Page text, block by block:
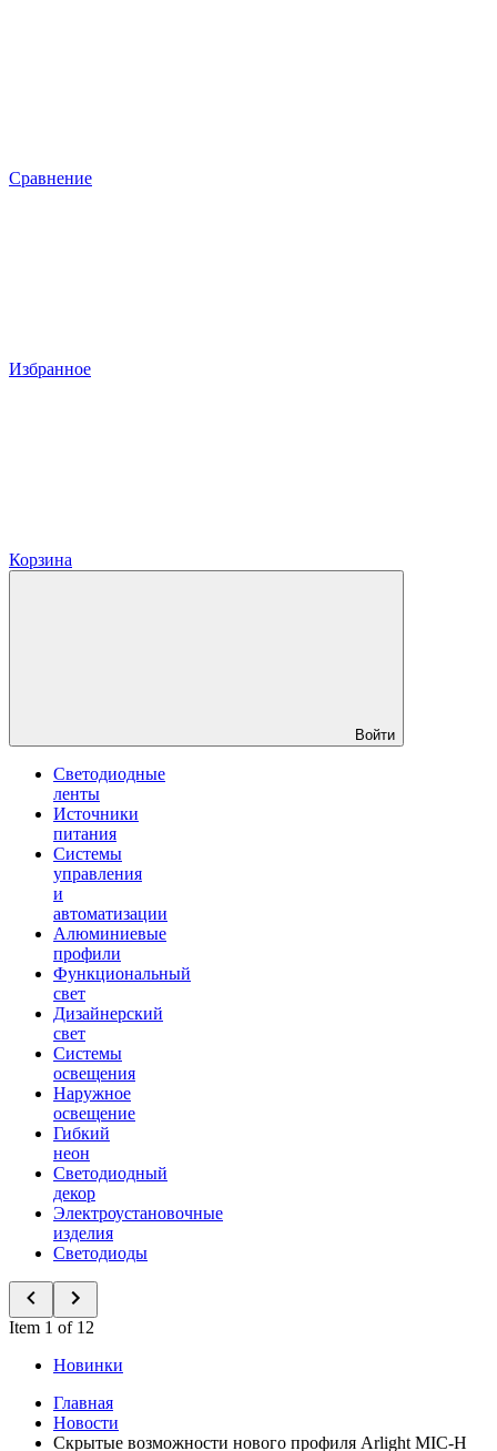
Сравнение
Избранное
Корзина
Войти
Светодиодные
ленты
Источники
питания
Системы
управления
и
автоматизации
Алюминиевые
профили
Функциональный
свет
Дизайнерский
свет
Системы
освещения
Наружное
освещение
Гибкий
неон
Светодиодный
декор
Электроустановочные
изделия
Светодиоды
Item 1 of 12
Новинки
Главная
Новости
Скрытые возможности нового профиля Arlight MIC-H